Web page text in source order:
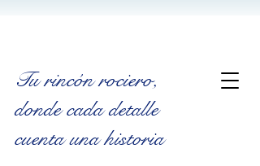
Tu rincón rociero,
donde cada detalle
cuenta una historia